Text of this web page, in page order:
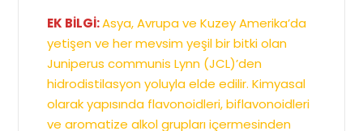
EK BİLGİ:Asya, Avrupa ve Kuzey Amerika’da
yetişen ve her mevsim yeşil bir bitki olan
Juniperus communis Lynn (JCL)’den
hidrodistilasyon yoluyla elde edilir. Kimyasal
olarak yapısında flavonoidleri, biflavonoidleri
ve aromatize alkol grupları içermesinden